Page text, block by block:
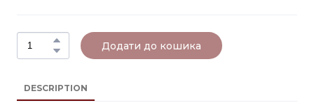
Додати до кошика
DESCRIPTION